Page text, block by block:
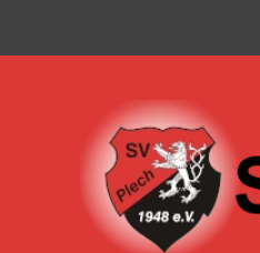
Skip to main content